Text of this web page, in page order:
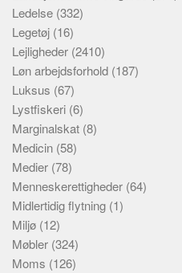
Ledelse (332)
Legetøj (16)
Lejligheder (2410)
Løn arbejdsforhold (187)
Luksus (67)
Lystfiskeri (6)
Marginalskat (8)
Medicin (58)
Medier (78)
Menneskerettigheder (64)
Midlertidig flytning (1)
Miljø (12)
Møbler (324)
Moms (126)